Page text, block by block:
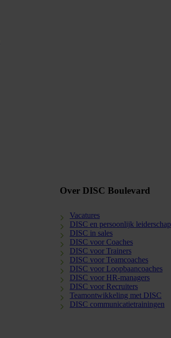
Over DISC Boulevard
Vacatures
DISC en persoonlijk leiderschap
DISC in sales
DISC voor Coaches
DISC voor Trainers
DISC voor Teamcoaches
DISC voor Loopbaancoaches
DISC voor HR-managers
DISC voor Recruiters
Teamontwikkeling met DISC
DISC communicatietrainingen